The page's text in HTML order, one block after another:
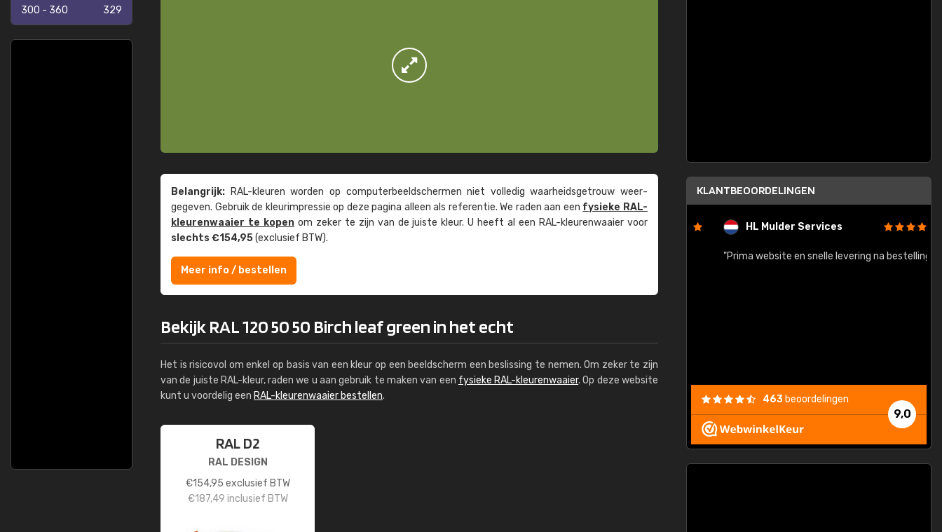
300 - 360 329
Belangrijk: RAL-kleuren worden op computer­beeld­schermen niet volledig waarheids­­getrouw weer­
gegeven. Gebruik de kleur­impressie op deze pagina alleen als referentie. We raden aan een fysieke RAL-
kleuren­waaier te kopenom zeker te zijn van de juiste kleur. U heeft al een RAL-kleuren­waaier voor
slechts €154,95(exclusief BTW).
Meer info / bestellen
Bekijk RAL 120 50 50 Birch leaf green in het echt
Het is risicovol om enkel op basis van een kleur op een beeldscherm een beslissing te nemen. Om zeker te zijn
van de juiste RAL-kleur, raden we u aan gebruik te maken van een fysieke RAL-kleurenwaaier. Op deze website
kunt u voordelig een RAL-kleurenwaaier bestellen.
RAL D2
RAL DESIGN
€154,95 exclusief BTW
€187,49 inclusief BTW
KLANTBEOORDELINGEN
Kambier BV HL Mulder Services
"Prima website en snelle levering na bestelling"
9,0
463 beoordelingen